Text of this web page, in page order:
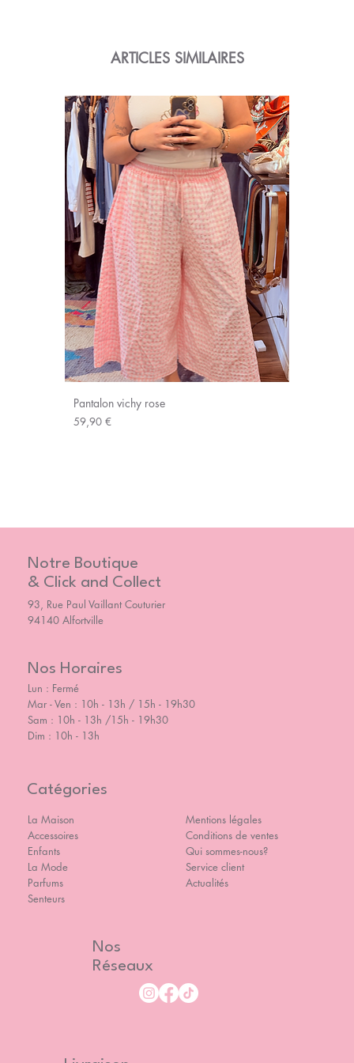
ARTICLES SIMILAIRES
Pantalon vichy rose
Prix
59,90 €
Notre Boutique
& Click and Collect
93, Rue Paul Vaillant Couturier
94140 Alfortville
Nos Horaires
Lun : Fermé
Mar - Ven : 10h - 13h / 15h - 19h30
Sam : 10h - 13h /15h - 19h30
Dim : 10h - 13h
Catégories
La Maison
Accessoires
Enfants
La Mode
Parfums
Senteurs
Mentions légales
Conditions de ventes
Qui sommes-nous?
Service client
Actualités
Nos
Réseaux